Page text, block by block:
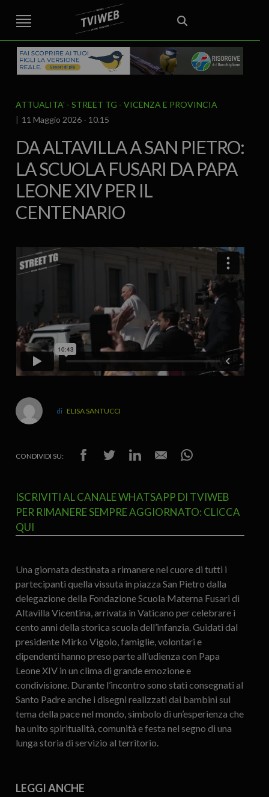
STREET TG CRONACA VENETO
VICENZA E PROVINCIA
AREA BERICA
ECONOMIA ATTUALITA’ POLITICA
EDITORIALE ITALIA E MONDO CURIOSITÀ – LIFESTYLE
CULTURA ARTE
SPORT
IL GRAFFIO FOOD & DRINK FUORIPORTA EROTICO VICENTINO
ATTUALITA' STREET TG
VICENZA E PROVINCIA
11 Maggio 2026 - 10.15
DA ALTAVILLA A SAN PIETRO:
LA SCUOLA FUSARI DA PAPA
LEONE XIV PER IL
CENTENARIO
ELISA SANTUCCI
CONDIVIDI SU:
ISCRIVITI AL CANALE WHATSAPP DI TVIWEB
PER RIMANERE SEMPRE AGGIORNATO: CLICCA
QUI
Una giornata destinata a rimanere nel cuore di tutti i
partecipanti quella vissuta in piazza San Pietro dalla
delegazione della Fondazione Scuola Materna Fusari di
Altavilla Vicentina, arrivata in Vaticano per celebrare i
cento anni della storica scuola dell’infanzia. Guidati dal
presidente Mirko Vigolo, famiglie, volontari e
dipendenti hanno preso parte all’udienza con Papa
Leone XIV in un clima di grande emozione e
condivisione. Durante l’incontro sono stati consegnati al
Santo Padre anche i disegni realizzati dai bambini sul
tema della pace nel mondo, simbolo di un’esperienza che
ha unito spiritualità, comunità e festa nel segno di una
lunga storia di servizio al territorio.
LEGGI ANCHE